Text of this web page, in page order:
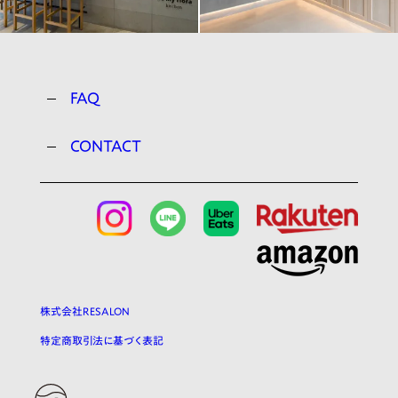
FAQ
CONTACT
株式会社RESALON
特定商取引法に基づく表記